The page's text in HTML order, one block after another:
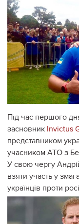
Під час першого
засновник Invictus
представником
учасником АТО з
У свою чергу
взяти участь у
українців проти